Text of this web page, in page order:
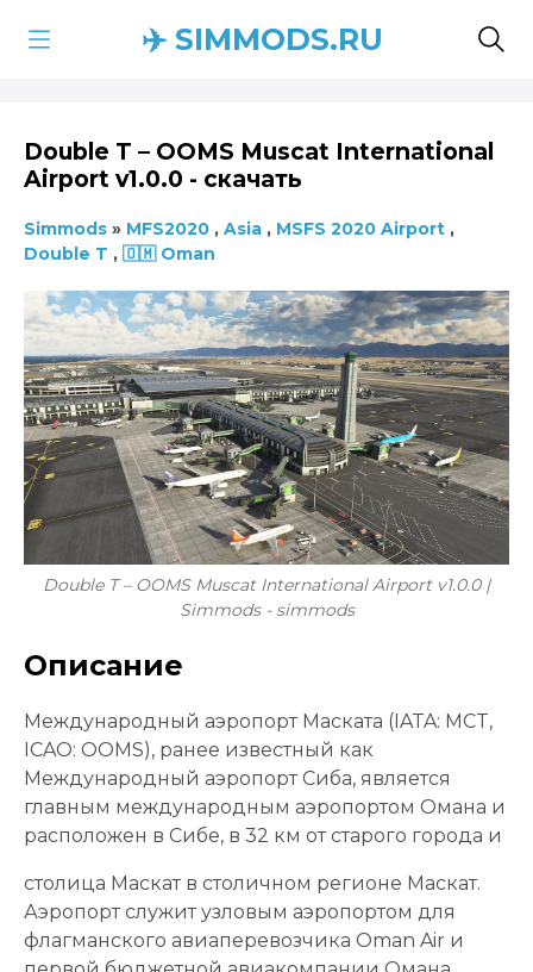
✈️ SIMMODS.RU
Double T – OOMS Muscat International
Airport v1.0.0 - скачать
Simmods » MFS2020 , Asia , MSFS 2020 Airport ,
Double T , 🇴🇲 Oman
Double T – OOMS Muscat International Airport v1.0.0 |
Simmods - simmods
Описание
Международный аэропорт Маската (IATA: MCT,
ICAO: OOMS), ранее известный как
Международный аэропорт Сиба, является
главным международным аэропортом Омана и
расположен в Сибе, в 32 км от старого города и
столица Маскат в столичном регионе Маскат.
Аэропорт служит узловым аэропортом для
флагманского авиаперевозчика Oman Air и